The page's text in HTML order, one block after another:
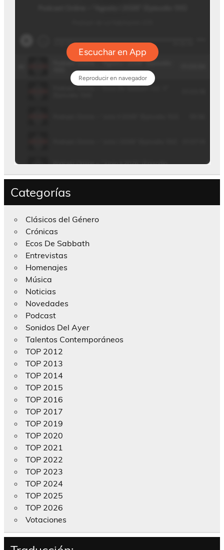
Categorías
Clásicos del Género
Crónicas
Ecos De Sabbath
Entrevistas
Homenajes
Música
Noticias
Novedades
Podcast
Sonidos Del Ayer
Talentos Contemporáneos
TOP 2012
TOP 2013
TOP 2014
TOP 2015
TOP 2016
TOP 2017
TOP 2019
TOP 2020
TOP 2021
TOP 2022
TOP 2023
TOP 2024
TOP 2025
TOP 2026
Votaciones